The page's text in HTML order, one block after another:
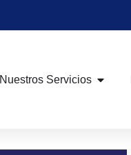
Nuestros Servicios